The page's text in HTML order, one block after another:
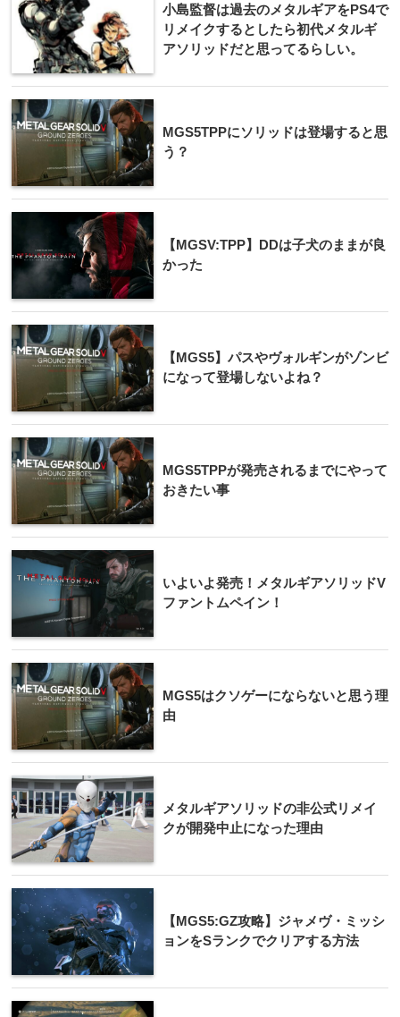
小島監督は過去のメタルギアをPS4で
リメイクするとしたら初代メタルギ
アソリッドだと思ってるらしい。
MGS5TPPにソリッドは登場すると思
う？
【MGSV:TPP】DDは子犬のままが良
かった
【MGS5】パスやヴォルギンがゾンビ
になって登場しないよね？
MGS5TPPが発売されるまでにやって
おきたい事
いよいよ発売！メタルギアソリッドV
ファントムペイン！
MGS5はクソゲーにならないと思う理
由
メタルギアソリッドの非公式リメイ
クが開発中止になった理由
【MGS5:GZ攻略】ジャメヴ・ミッシ
ョンをSランクでクリアする方法